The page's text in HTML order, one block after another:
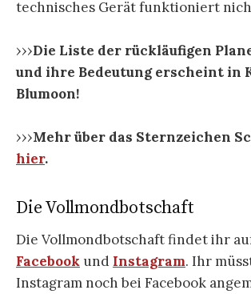
technisches Gerät funktioniert
›››Die Liste der rückläufigen
und ihre Bedeutung erscheint in
Blumoon!
›››Mehr über das Sternzeichen
hier.
Die Vollmondbotschaft
Die Vollmondbotschaft findet ihr
Facebook und Instagram. Ihr
Instagram noch bei Facebook